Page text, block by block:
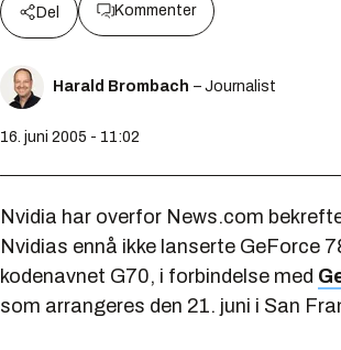
Del Kommenter
Harald Brombach – Journalist
16. juni 2005 - 11:02
Nvidia har overfor News.com
Nvidias ennå ikke lanserte GeForce
kodenavnet G70, i forbindelse med
som arrangeres den 21. juni i San